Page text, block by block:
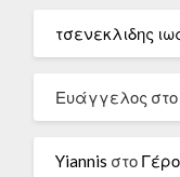
τσενεκλιδης
Ευάγγελος στο
Yiannis στο